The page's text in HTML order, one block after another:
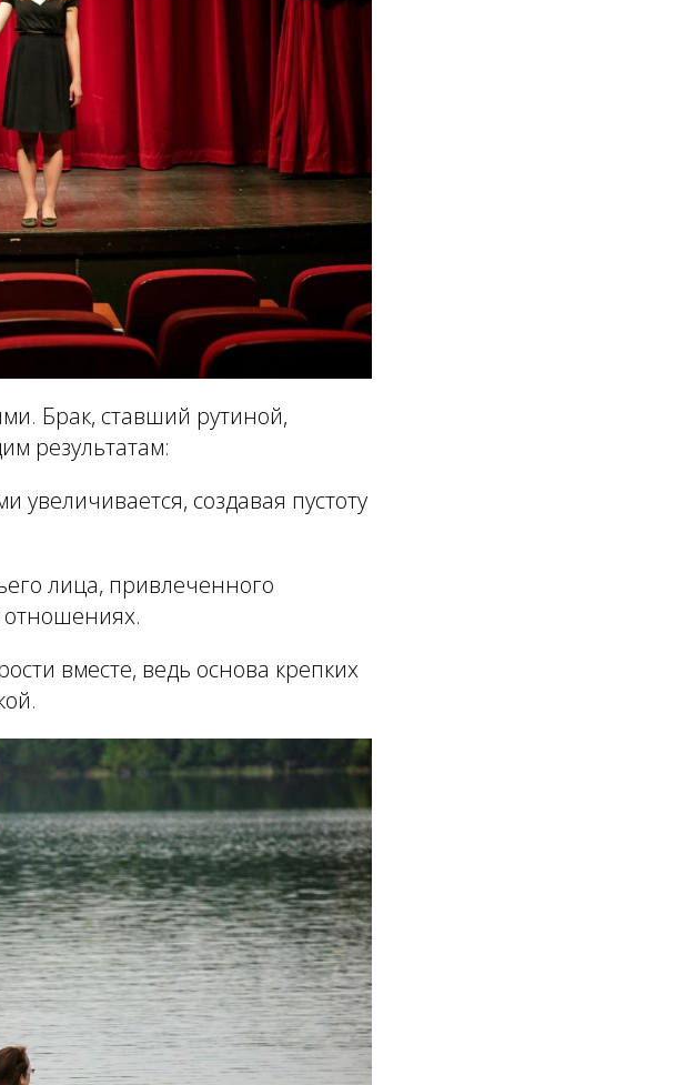
Брак, ставший рутиной,
результатам:
увеличивается, создавая пустоту
лица, привлеченного
отношениях.
вместе, ведь основа крепких